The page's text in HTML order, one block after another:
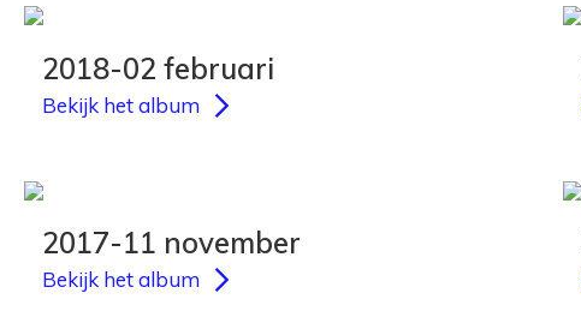
2018-02 februari
Bekijk het album
2017-11 november
Bekijk het album